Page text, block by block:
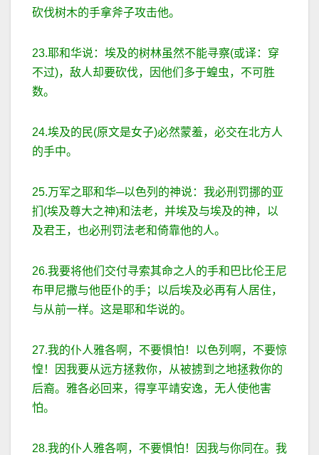
砍伐树木的手拿斧子攻击他。
23.耶和华说：埃及的树林虽然不能寻察(或译：穿
不过)，敌人却要砍伐，因他们多于蝗虫，不可胜
数。
24.埃及的民(原文是女子)必然蒙羞，必交在北方人
的手中。
25.万军之耶和华─以色列的神说：我必刑罚挪的亚
扪(埃及尊大之神)和法老，并埃及与埃及的神，以
及君王，也必刑罚法老和倚靠他的人。
26.我要将他们交付寻索其命之人的手和巴比伦王尼
布甲尼撒与他臣仆的手；以后埃及必再有人居住，
与从前一样。这是耶和华说的。
27.我的仆人雅各啊，不要惧怕！以色列啊，不要惊
惶！因我要从远方拯救你，从被掳到之地拯救你的
后裔。雅各必回来，得享平靖安逸，无人使他害
怕。
28.我的仆人雅各啊，不要惧怕！因我与你同在。我